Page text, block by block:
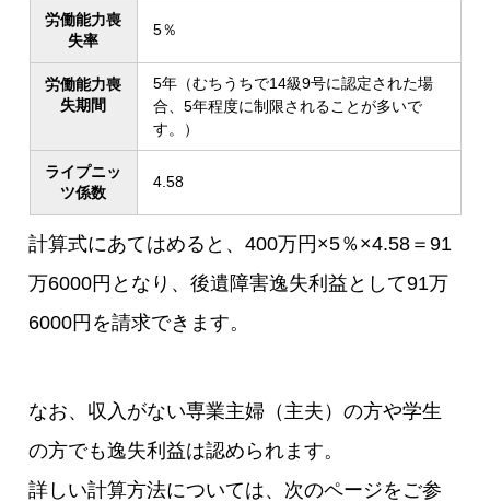
労働能力喪
失率
5％
労働能力喪
失期間
5年（むちうちで14級9号に認定された場
合、5年程度に制限されることが多いで
す。）
ライプニッ
ツ係数
4.58
計算式にあてはめると、400万円×5％×4.58＝91
万6000円となり、後遺障害逸失利益として91万
6000円を請求できます。
なお、収入がない専業主婦（主夫）の方や学生
の方でも逸失利益は認められます。
詳しい計算方法については、次のページをご参